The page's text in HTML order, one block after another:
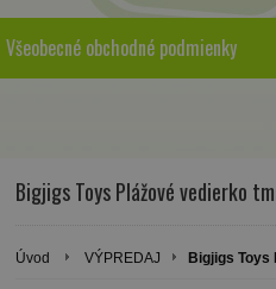
Všeobecné obchodné podmienky
Bigjigs Toys Plážové vedierko
Úvod VÝPREDAJ Bigjigs